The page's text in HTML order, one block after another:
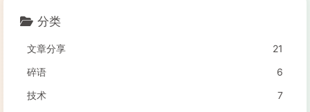
分类
文章分享
21
碎语
6
技术
7